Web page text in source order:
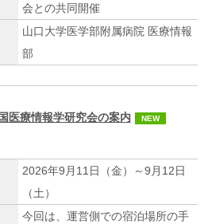
会との共同開催
山口大学医学部附属病院 医療情報
部
医療情報学研究会の案内 NEW
2026年9月11日（金）～9月12日
（土）
今回は、運営側での宿泊場所の手